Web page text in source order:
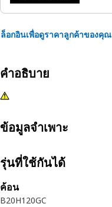
ล็อกอินเพื่อดูราคาลูกค้าของคุณ
คำอธิบาย
ข้อมูลจำเพาะ
รุ่นที่ใช้กันได้
ค้อน
B20H120GC